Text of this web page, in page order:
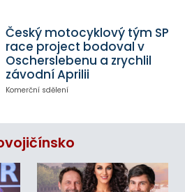
Český motocyklový tým SP
race project bodoval v
Oscherslebenu a zrychlil
závodní Aprilii
Komerční sdělení